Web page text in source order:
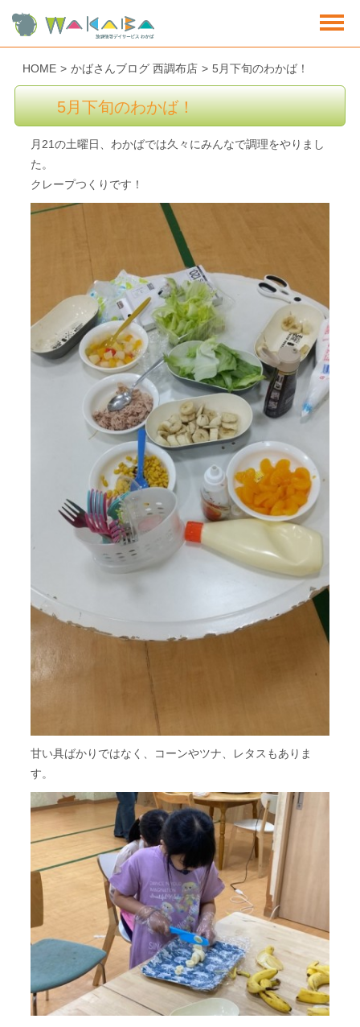
HOME > かばさんブログ 西調布店 > 5月下旬のわかば！
5月下旬のわかば！
月21の土曜日、わかばでは久々にみんなで調理をやりまし
た。
クレープつくりです！
甘い具ばかりではなく、コーンやツナ、レタスもありま
す。